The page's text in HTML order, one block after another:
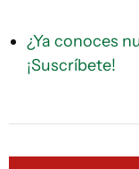
¿Ya conoces
¡Suscríbete!